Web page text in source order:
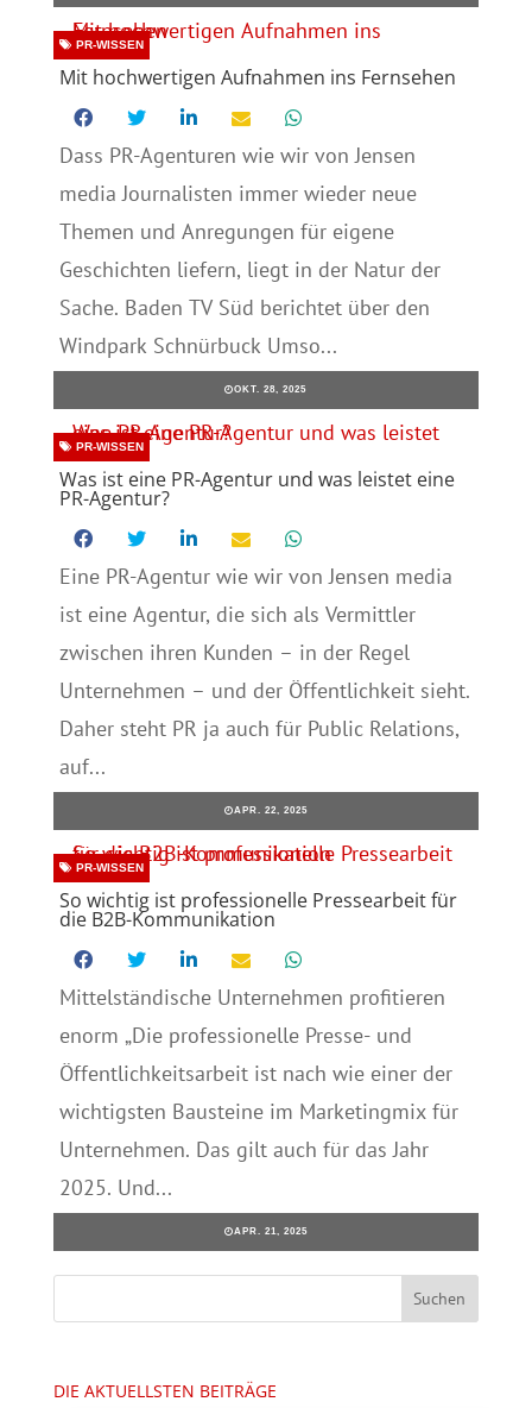
Mit hochwertigen Aufnahmen ins Fernsehen
PR-WISSEN
Dass PR-Agenturen wie wir von Jensen
media Journalisten immer wieder neue
Themen und Anregungen für eigene
Geschichten liefern, liegt in der Natur der
Sache. Baden TV Süd berichtet über den
Windpark Schnürbuck Umso...
OKT. 28, 2025
Was ist eine PR-Agentur und was leistet eine
PR-Agentur?
PR-WISSEN
Eine PR-Agentur wie wir von Jensen media
ist eine Agentur, die sich als Vermittler
zwischen ihren Kunden – in der Regel
Unternehmen – und der Öffentlichkeit sieht.
Daher steht PR ja auch für Public Relations,
auf...
APR. 22, 2025
So wichtig ist professionelle Pressearbeit für
die B2B-Kommunikation
PR-WISSEN
Mittelständische Unternehmen profitieren
enorm „Die professionelle Presse- und
Öffentlichkeitsarbeit ist nach wie einer der
wichtigsten Bausteine im Marketingmix für
Unternehmen. Das gilt auch für das Jahr
2025. Und...
APR. 21, 2025
DIE AKTUELLSTEN BEITRÄGE